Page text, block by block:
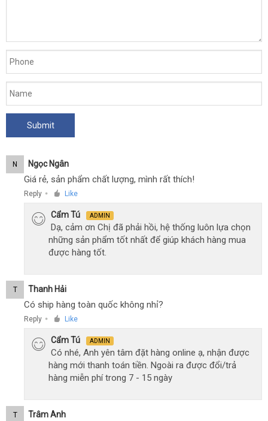
N Ngọc Ngân
Giá rẻ, sản phẩm chất lượng, mình rất thích!
Reply ● Like
Cẩm Tú ADMIN
Dạ, cảm ơn Chị đã phải hồi, hệ thống luôn lựa chọn
những sản phẩm tốt nhất để giúp khách hàng mua
được hàng tốt.
T Thanh Hải
Có ship hàng toàn quốc không nhỉ?
Reply ● Like
Cẩm Tú ADMIN
Có nhé, Anh yên tâm đặt hàng online ạ, nhận được
hàng mới thanh toán tiền. Ngoài ra được đổi/trả
hàng miễn phí trong 7 - 15 ngày
T Trâm Anh